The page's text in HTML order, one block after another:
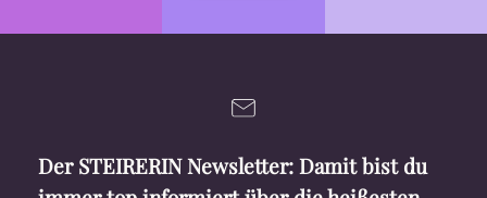
Der STEIRERIN Newsletter: Damit bist du